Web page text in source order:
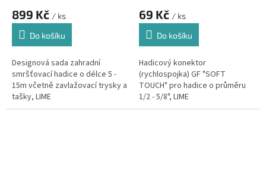
899 Kč / ks
Do košíku
Designová sada zahradní
smršťovací hadice o délce 5 -
15m včetně zavlažovací trysky a
tašky, LIME
69 Kč / ks
Do košíku
Hadicový konektor
(rychlospojka) GF "SOFT
TOUCH" pro hadice o průměru
1/2 - 5/8", LIME